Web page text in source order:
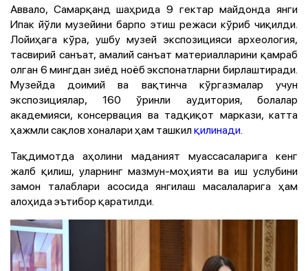
Аввало, Самарқанд шаҳрида 9 гектар майдонда янги
Ипак йўли музейини барпо этиш режаси кўриб чиқилди.
Лойиҳага кўра, ушбу музей экспозицияси археология,
тасвирий санъат, амалий санъат материалларини қамраб
олган 6 мингдан зиёд ноёб экспонатларни бирлаштиради.
Музейда доимий ва вақтинча кўргазмалар учун
экспозициялар, 160 ўринли аудитория, болалар
академияси, консервация ва тадқиқот маркази, катта
ҳажмли сақлов хоналари ҳам ташкилқилинади.
Тақдимотда аҳолини маданият муассасаларига кенг
жалб қилиш, уларнинг мазмун-моҳияти ва иш услубини
замон талаблари асосида янгилаш масалаларига ҳам
алоҳида эътибор қаратилди.